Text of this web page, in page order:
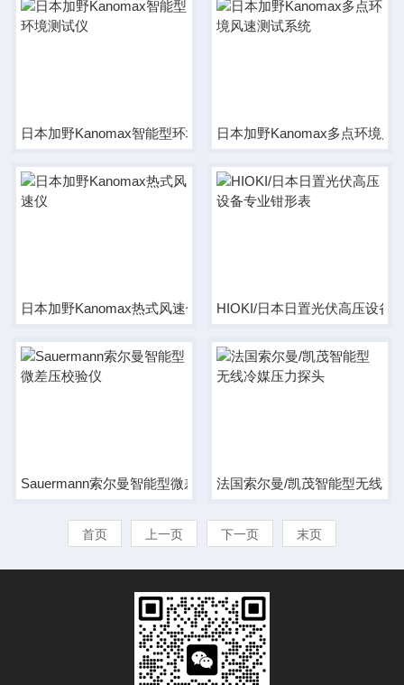
日本加野Kanomax智能型环境测试仪日本加野Kanomax多点环境风
日本加野Kanomax热式风速仪 HIOKI/日本日置光伏高压设备
Sauermann索尔曼智能型微差压校验仪法国索尔曼/凯茂智能型无线冷
首页 上一页 下一页 末页